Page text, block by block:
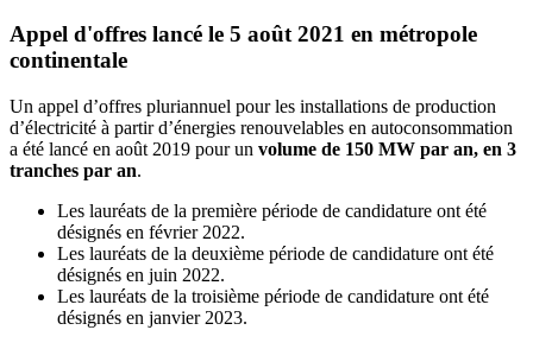
Appel d'offres lancé le 5 août 2021 en métropole
continentale
Un appel d’offres pluriannuel pour les installations de production
d’électricité à partir d’énergies renouvelables en autoconsommation
a été lancé en août 2019 pour un volume de 150 MW par an, en 3
tranches par an.
Les lauréats de la première période de candidature ont été
désignés en février 2022.
Les lauréats de la deuxième période de candidature ont été
désignés en juin 2022.
Les lauréats de la troisième période de candidature ont été
désignés en janvier 2023.